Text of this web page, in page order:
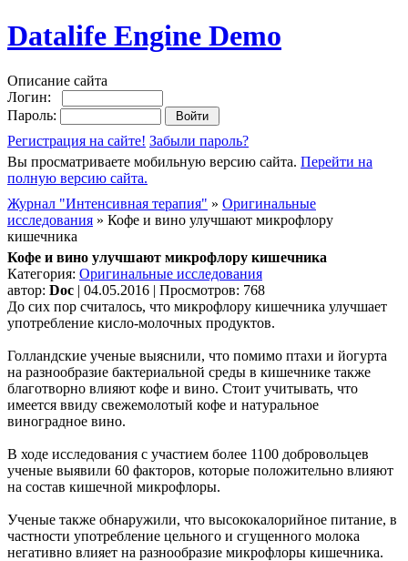
Datalife Engine Demo
Описание сайта
Логин:
Пароль:
Регистрация на сайте! Забыли пароль?
Вы просматриваете мобильную версию сайта. Перейти на
полную версию сайта.
Журнал "Интенсивная терапия" » Оригинальные
исследования » Кофе и вино улучшают микрофлору
кишечника
Кофе и вино улучшают микрофлору кишечника
Категория: Оригинальные исследования
автор: Doc | 04.05.2016 | Просмотров: 768
До сих пор считалось, что микрофлору кишечника улучшает
употребление кисло-молочных продуктов.
Голландские ученые выяснили, что помимо птахи и йогурта
на разнообразие бактериальной среды в кишечнике также
благотворно влияют кофе и вино. Стоит учитывать, что
имеется ввиду свежемолотый кофе и натуральное
виноградное вино.
В ходе исследования с участием более 1100 добровольцев
ученые выявили 60 факторов, которые положительно влияют
на состав кишечной микрофлоры.
Ученые также обнаружили, что высококалорийное питание, в
частности употребление цельного и сгущенного молока
негативно влияет на разнообразие микрофлоры кишечника.